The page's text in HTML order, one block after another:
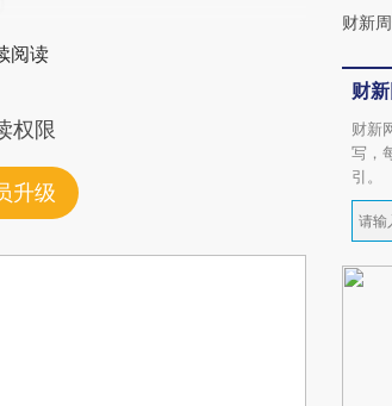
阅读
权限
升级
财新
财
财新
写，
引。